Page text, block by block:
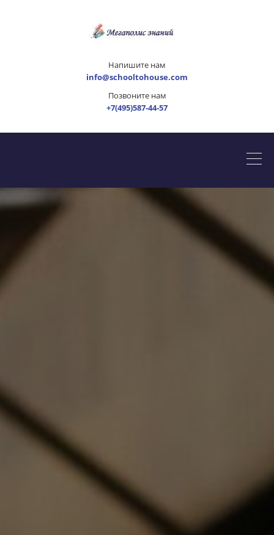
Напишите нам
info@schooltohouse.com
Позвоните нам
+7(495)587-44-57